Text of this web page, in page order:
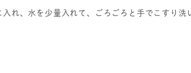
れ、水を少量入れて、ごろごろと手でこすり洗